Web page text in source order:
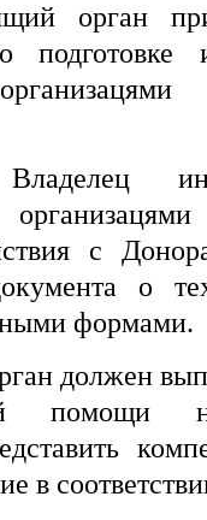
орган
с
о
формами.
должен
помощи
в